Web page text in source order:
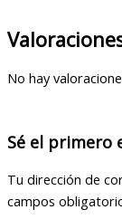
No hay
Sé el primero
Tu dirección de
campos